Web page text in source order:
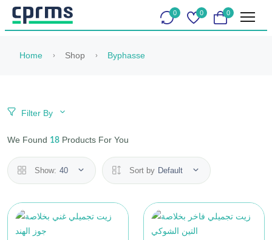
0 0 0
Home Shop Byphasse
Filter By
We Found 18 Products For You
Show: 40 Sort by Default